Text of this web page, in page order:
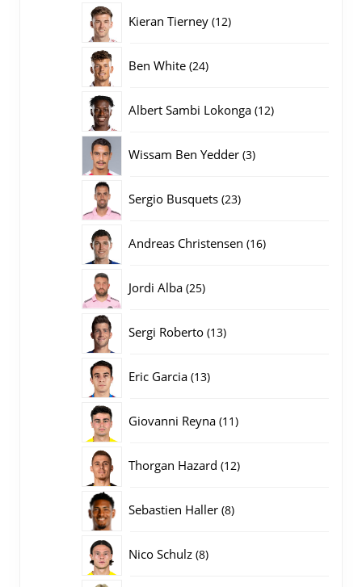
Kieran Tierney 1212
Ben White 2424
Albert Sambi Lokonga 1212
Wissam Ben Yedder 33
Sergio Busquets 2323
Andreas Christensen 1616
Jordi Alba 2525
Sergi Roberto 1313
Eric Garcia 1313
Giovanni Reyna 1111
Thorgan Hazard 1212
Sebastien Haller 88
Nico Schulz 88